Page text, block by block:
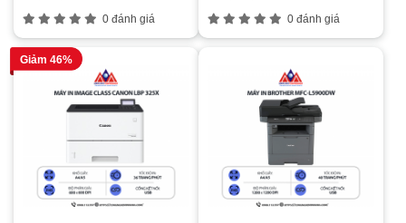
0 đánh giá 0 đánh giá
Giảm 46%